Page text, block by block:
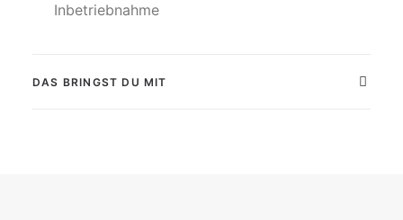
Inbetriebnahme
DAS BRINGST DU MIT